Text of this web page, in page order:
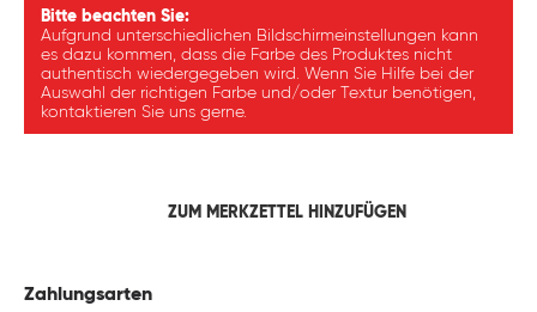
Bitte beachten Sie:
Aufgrund unterschiedlichen Bildschirmeinstellungen kann
es dazu kommen, dass die Farbe des Produktes nicht
authentisch wiedergegeben wird. Wenn Sie Hilfe bei der
Auswahl der richtigen Farbe und/oder Textur benötigen,
kontaktieren Sie uns gerne.
ZUM MERKZETTEL HINZUFÜGEN
Zahlungsarten